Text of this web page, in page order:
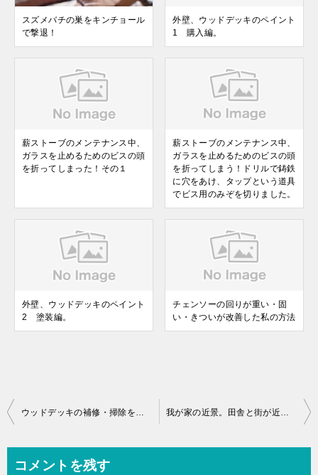
スズメバチの巣をキンチョール
で撃退！
外壁、ウッドデッキのペイント
1 購入編。
薪ストーブのメンテナンス中、
ガラスを止めるためのビスの頭
を折ってしまった！その１
薪ストーブのメンテナンス中、
ガラスを止めるためのビスの頭
を折ってしまう！ドリルで鋳鉄
に穴をあけ、タップという道具
でビス用のみぞを切りました。
外壁、ウッドデッキのペイント
2 塗装編。
チェンソーの回りが重い・固
い・きついが改善した私の方法
ウッドデッキの補修・掃除をしないとどうなるか。 我が家の近景。田舎と街が近い新潟。
コメントを残す